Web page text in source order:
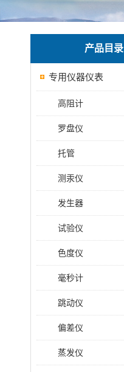
产品目录
专用仪器仪表
高阻计
罗盘仪
托管
测汞仪
发生器
试验仪
色度仪
毫秒计
跳动仪
偏差仪
蒸发仪